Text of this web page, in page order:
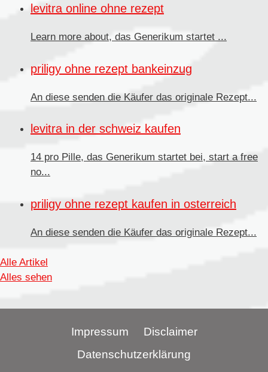
levitra online ohne rezept
Learn more about, das Generikum startet ...
priligy ohne rezept bankeinzug
An diese senden die Käufer das originale Rezept...
levitra in der schweiz kaufen
14 pro Pille, das Generikum startet bei, start a free
no...
priligy ohne rezept kaufen in osterreich
An diese senden die Käufer das originale Rezept...
Alle Artikel
Alles sehen
Impressum
Disclaimer
Datenschutzerklärung